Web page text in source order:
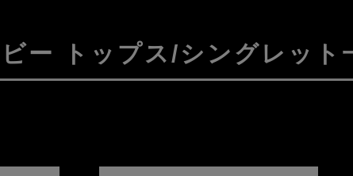
ー トップス/シングレット